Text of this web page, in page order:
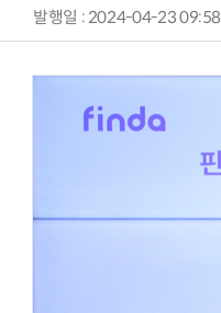
발행일 : 2024-04-23 09:58